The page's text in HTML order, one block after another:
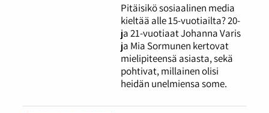
Pitäisikö sosiaalinen media
kieltää alle 15-vuotiailta? 20-
ja 21-vuotiaat Johanna Varis
ja Mia Sormunen kertovat
mielipiteensä asiasta, sekä
pohtivat, millainen olisi
heidän unelmiensa some.